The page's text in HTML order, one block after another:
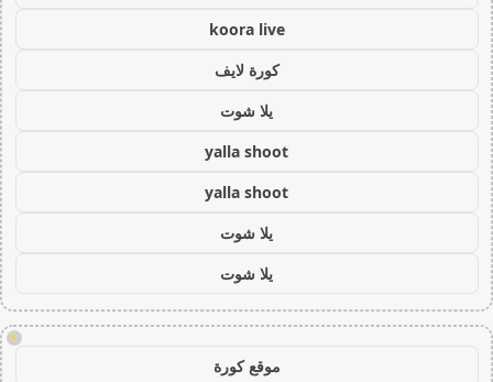
koora live
كورة لايف
يلا شوت
yalla shoot
yalla shoot
يلا شوت
يلا شوت
!
موقع كورة